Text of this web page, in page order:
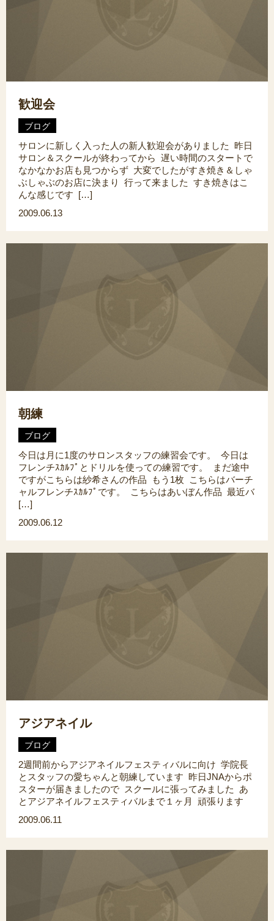
歓迎会
ブログ
サロンに新しく入った人の新人歓迎会がありました 昨日
サロン＆スクールが終わってから 遅い時間のスタートで
なかなかお店も見つからず 大変でしたがすき焼き＆しゃ
ぶしゃぶのお店に決まり 行って来ました すき焼きはこ
んな感じです […]
2009.06.13
朝練
ブログ
今日は月に1度のサロンスタッフの練習会です。 今日は
フレンチｽｶﾙﾌﾟとドリルを使っての練習です。 まだ途中
ですがこちらは紗希さんの作品 もう1枚 こちらはバーチ
ャルフレンチｽｶﾙﾌﾟです。 こちらはあいぼん作品 最近バ
[…]
2009.06.12
アジアネイル
ブログ
2週間前からアジアネイルフェスティバルに向け 学院長
とスタッフの愛ちゃんと朝練しています 昨日JNAからポ
スターが届きましたので スクールに張ってみました あ
とアジアネイルフェスティバルまで１ヶ月 頑張ります
2009.06.11